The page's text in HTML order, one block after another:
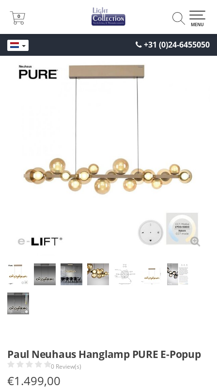
+31 (0)24-6455050
0
0
MENU
Paul Neuhaus Hanglamp PURE E-Popup
0 Review(s)
€1.499,00